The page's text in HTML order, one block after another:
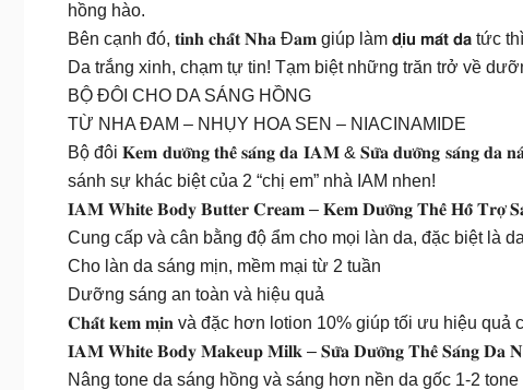
hồng hào.
Bên cạnh đó, 𝐭𝐢𝐧𝐡 𝐜𝐡𝐚̂́𝐭 𝐍𝐡𝐚 Đ𝐚𝐦 giúp làm 𝗱𝗶̣𝘂 𝗺𝗮́𝘁 𝗱𝗮 tức
Da trắng xinh, chạm tự tin! Tạm biệt những trăn trở về
BỘ ĐÔI CHO DA SÁNG HỒNG
TỪ NHA ĐAM – NHỤY HOA SEN – NIACINAMIDE
Bộ đôi 𝐊𝐞𝐦 𝐝𝐮̛𝐨̛̃𝐧𝐠 𝐭𝐡𝐞̂̉ 𝐬𝐚́𝐧𝐠 𝐝𝐚 𝐈𝐀𝐌 & 𝐒𝐮̛̃𝐚 𝐝𝐮̛𝐨̛̃𝐧𝐠 𝐬𝐚́𝐧𝐠
sánh sự khác biệt của 2 “chị em” nhà IAM nhen!
𝐈𝐀𝐌 𝐖𝐡𝐢𝐭𝐞 𝐁𝐨𝐝𝐲 𝐁𝐮𝐭𝐭𝐞𝐫 𝐂𝐫𝐞𝐚𝐦 – 𝐊𝐞𝐦 𝐃𝐮̛𝐨̛̃𝐧𝐠 𝐓𝐡𝐞̂̉ 𝐇𝐨̂̃ 𝐓𝐫𝐨̛̣
Cung cấp và cân bằng độ ẩm cho mọi làn da, đặc biệt là
Cho làn da sáng mịn, mềm mại từ 2 tuần
Dưỡng sáng an toàn và hiệu quả
𝐂𝐡𝐚̂́𝐭 𝐤𝐞𝐦 𝐦𝐢̣𝐧 và đặc hơn lotion 10% giúp tối ưu hiệu
𝐈𝐀𝐌 𝐖𝐡𝐢𝐭𝐞 𝐁𝐨𝐝𝐲 𝐌𝐚𝐤𝐞𝐮𝐩 𝐌𝐢𝐥𝐤 – 𝐒𝐮̛̃𝐚 𝐃𝐮̛𝐨̛̃𝐧𝐠 𝐓𝐡𝐞̂̉ 𝐒𝐚́𝐧𝐠 𝐃𝐚
Nâng tone da sáng hồng và sáng hơn nền da gốc 1-2 tone